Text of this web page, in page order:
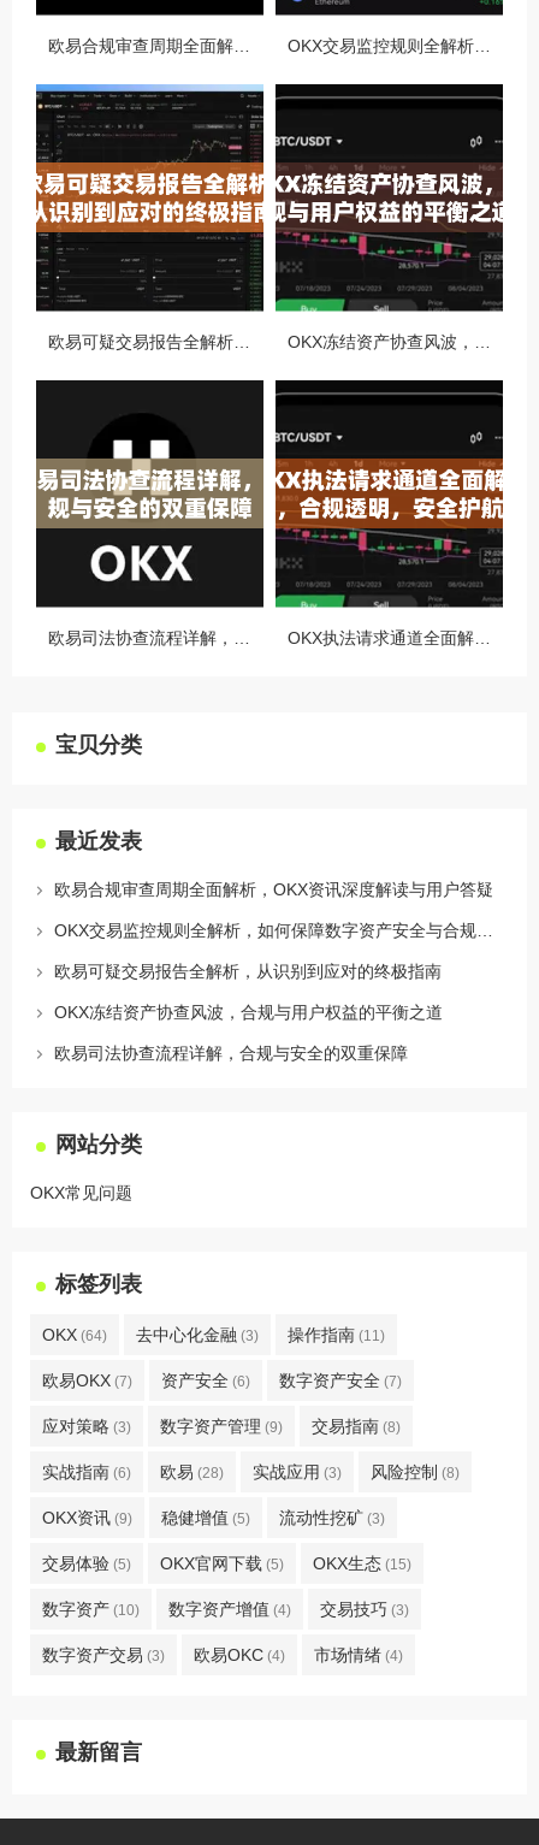
宝贝分类
最近发表
欧易合规审查周期全面解析，OKX资讯深度解读与用户答疑
欧易可疑交易报告全解析，从识别到应对的终极指南
OKX冻结资产协查风波，合规与用户权益的平衡之道
欧易司法协查流程详解，合规与安全的双重保障
网站分类
OKX常见问题
标签列表
OKX (64) 去中心化金融 (3) 操作指南 (11)
欧易OKX (7) 资产安全 (6) 数字资产安全 (7)
应对策略 (3) 数字资产管理 (9) 交易指南 (8)
实战指南 (6) 欧易 (28) 实战应用 (3) 风险控制 (8)
OKX资讯 (9) 稳健增值 (5) 流动性挖矿 (3)
交易体验 (5) OKX官网下载 (5) OKX生态 (15)
数字资产 (10) 数字资产增值 (4) 交易技巧 (3)
数字资产交易 (3) 欧易OKC (4) 市场情绪 (4)
最新留言